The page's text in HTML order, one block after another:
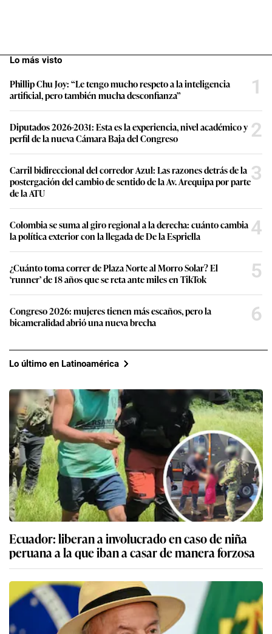
Lo más visto
Phillip Chu Joy: “Le tengo mucho respeto a la inteligencia
artificial, pero también mucha desconfianza”
1
Diputados 2026-2031: Esta es la experiencia, nivel académico y
perfil de la nueva Cámara Baja del Congreso
2
Carril bidireccional del corredor Azul: Las razones detrás de la
postergación del cambio de sentido de la Av. Arequipa por parte
de la ATU
3
Colombia se suma al giro regional a la derecha: cuánto cambia
la política exterior con la llegada de De la Espriella
4
¿Cuánto toma correr de Plaza Norte al Morro Solar? El
‘runner’ de 18 años que se reta ante miles en TikTok
5
Congreso 2026: mujeres tienen más escaños, pero la
bicameralidad abrió una nueva brecha
6
Lo último en Latinoamérica
Ecuador: liberan a involucrado en caso de niña
peruana a la que iban a casar de manera forzosa